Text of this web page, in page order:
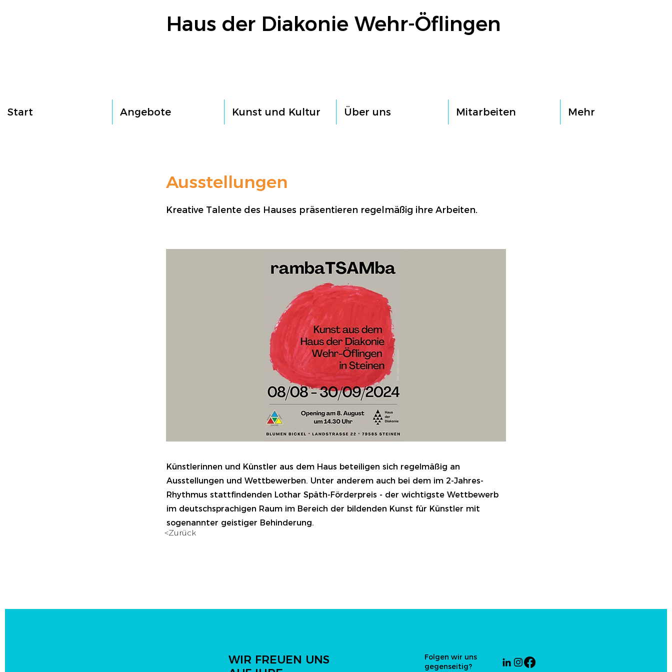
Haus der Diakonie Wehr-Öflingen
Start Angebote Kunst und Kultur Über uns Mitarbeiten Mehr
Ausstellungen
Kreative Talente des Hauses präsentieren regelmäßig ihre Arbeiten.
<Zurück
Künstlerinnen und Künstler aus dem Haus beteiligen sich regelmäßig an
Ausstellungen und Wettbewerben. Unter anderem auch bei dem im 2-Jahres-
Rhythmus stattfindenden Lothar Späth-Förderpreis - der wichtigste Wettbewerb
im deutschsprachigen Raum im Bereich der bildenden Kunst für Künstler mit
sogenannter geistiger Behinderung.
WIR FREUEN UNS
Folgen wir uns
gegenseitig?